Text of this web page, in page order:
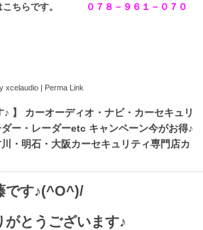
はこちらです。
０７８－９６１－０７０
xcelaudio | Perma Link
♪ 】 カーオーディオ・ナビ・カーセキュリ
ー・レーダーetc キャンペーン今がお得♪
・明石・大阪カーセキュリティ専門店カ
です♪(^O^)/
とうございます♪